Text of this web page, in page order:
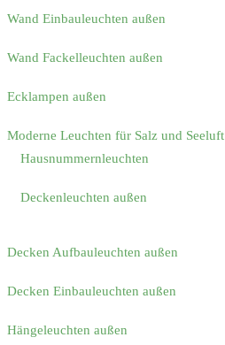
Wand Einbauleuchten außen
Wand Fackelleuchten außen
Ecklampen außen
Moderne Leuchten für Salz und Seeluft
Hausnummernleuchten
Deckenleuchten außen
Decken Aufbauleuchten außen
Decken Einbauleuchten außen
Hängeleuchten außen